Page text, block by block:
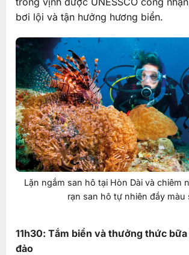
bơi lội và tận hưởng hương biển.
Lặn ngắm san hô tại Hòn Dài và chiêm
rạn san hô tự nhiên đầy màu
11h30: Tắm biển và thưởng thức
đảo